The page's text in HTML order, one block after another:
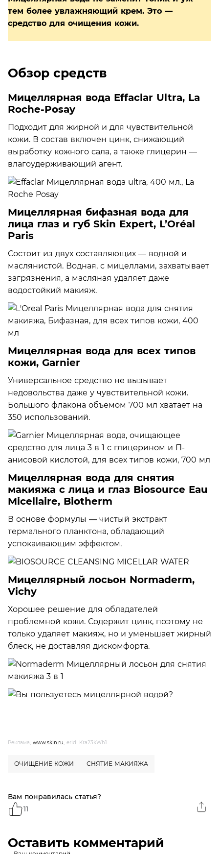
тем более увлажняющий крем. Это —
средство для очищения кожи.
Обзор средств
Мицеллярная вода Effaclar Ultra, La
Roche-Posay
Подходит для жирной и для чувствительной
кожи. В состав включен цинк, снижающий
выработку кожного сала, а также глицерин —
влагоудерживающий агент.
Мицеллярная бифазная вода для
лица глаз и губ Skin Expert, L’Oréal
Paris
Состоит из двух составляющих — водной и
маслянистой. Водная, с мицеллами, захватывает
загрязнения, а масляная удаляет даже
водостойкий макияж.
Мицеллярная вода для всех типов
кожи, Garnier
Универсальное средство не вызывает
недовольства даже у чувствительной кожи.
Большого флакона объемом 700 мл хватает на
350 использований.
Мицеллярная вода для снятия
макияжа с лица и глаз Biosource Eau
Micellaire, Biotherm
В основе формулы — чистый экстракт
термального планктона, обладающий
успокаивающим эффектом.
Мицеллярный лосьон Normaderm,
Vichy
Хорошее решение для обладателей
проблемной кожи. Содержит цинк, поэтому не
только удаляет макияж, но и уменьшает жирный
блеск, не доставляя дискомфорта.
Реклама, www.skin.ru, erid: Kra23kWh1
ОЧИЩЕНИЕ КОЖИ СНЯТИЕ МАКИЯЖА
Вам понравилась статья?
11
Оставить комментарий